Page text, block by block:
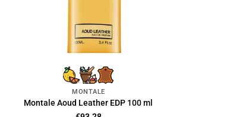
MONTALE
Montale Aoud Leather EDP 100 ml